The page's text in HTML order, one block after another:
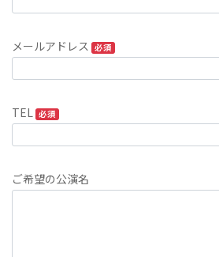
メールアドレス 必須
TEL 必須
ご希望の公演名